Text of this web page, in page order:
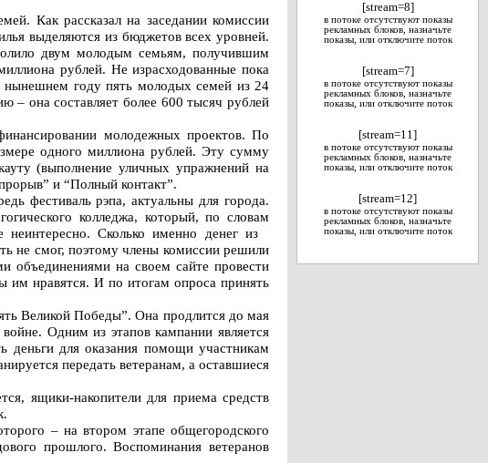
Как рассказал на заседании комиссии
выделяются из бюджетов всех уровней.
двум молодым семьям, получившим
рублей. Не израсходованные пока
году пять молодых семей из 24
– она составляет более 600 тысяч рублей
молодежных проектов. По
одного миллиона рублей. Эту сумму
(выполнение уличных упражнений на
и “Полный контакт”.
фестиваль рэпа, актуальны для города.
колледжа, который, по словам
неинтересно. Сколько именно денег из
не смог, поэтому члены комиссии решили
объединениями на своем сайте провести
им нравятся. И по итогам опроса принять
Великой Победы”. Она продлится до мая
Одним из этапов кампании является
деньги для оказания помощи участникам
передать ветеранам, а оставшиеся
ящики-накопители для приема средств
– на втором этапе общегородского
прошлого. Воспоминания ветеранов
[stream=8]
в потоке отсутствуют показы
рекламных блоков, назначьте
показы, или отключите поток
[stream=7]
в потоке отсутствуют показы
рекламных блоков, назначьте
показы, или отключите поток
[stream=11]
в потоке отсутствуют показы
рекламных блоков, назначьте
показы, или отключите поток
[stream=12]
в потоке отсутствуют показы
рекламных блоков, назначьте
показы, или отключите поток